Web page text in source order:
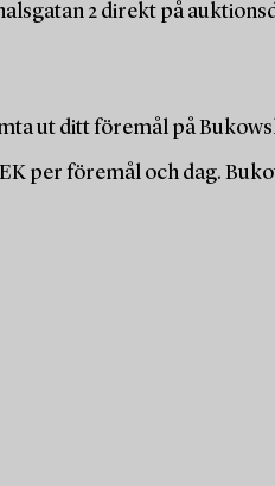
2 direkt på
ut ditt föremål på
per föremål och dag.